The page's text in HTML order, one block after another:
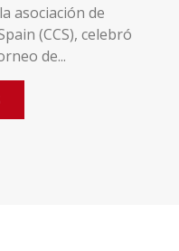
asociación de
(CCS), celebró
de...